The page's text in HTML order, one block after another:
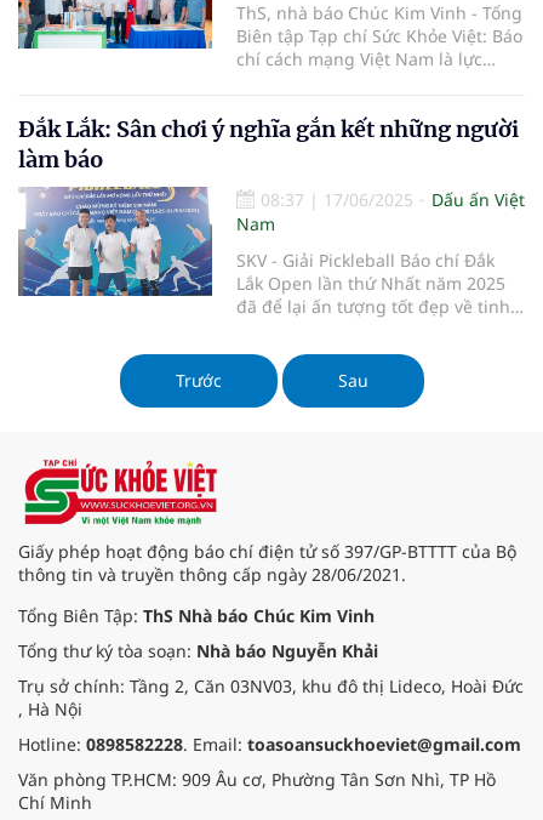
ThS, nhà báo Chúc Kim Vinh - Tổng
Biên tập Tạp chí Sức Khỏe Việt: Báo
chí cách mạng Việt Nam là lực
Đắk Lắk: Sân chơi ý nghĩa gắn kết những người
làm báo
08:37 | 17/06/2025
Dấu ấn Việt
Nam
SKV - Giải Pickleball Báo chí Đắk
Lắk Open lần thứ Nhất năm 2025
đã để lại ấn tượng tốt đẹp về tinh
làm báo trên địa bàn tỉnh Đắk Lắk,
là sân chơi ý nghĩa chào mừng kỷ
niệm 100 năm Ngày Báo chí cách
Trước Sau
Giấy phép hoạt động báo chí điện tử số 397/GP-BTTTT của Bộ
thông tin và truyền thông cấp ngày 28/06/2021.
Tổng Biên Tập: ThS Nhà báo Chúc Kim Vinh
Tổng thư ký tòa soạn: Nhà báo Nguyễn Khải
Trụ sở chính: Tầng 2, Căn 03NV03, khu đô thị Lideco, Hoài Đức
, Hà Nội
Hotline: 0898582228. Email: toasoansuckhoeviet@gmail.com
Văn phòng TP.HCM: 909 Âu cơ, Phường Tân Sơn Nhì, TP Hồ
Chí Minh